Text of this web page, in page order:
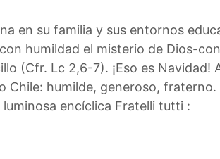
en su familia y sus entornos
humildad el misterio de Dios-
(Cfr. Lc 2,6-7). ¡Eso es Navidad!
Chile: humilde, generoso, fraterno.
encíclica Fratelli tutti :